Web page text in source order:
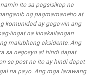
ito sa pagsisikap na
ng pagmamaneho at
komunidad ay gagawin ang
iingat na kinakailangan
malubhang aksidente. Ang
sa negosyo at hindi dapat
sa post na ito ay hindi dapat
na payo. Ang mga larawang